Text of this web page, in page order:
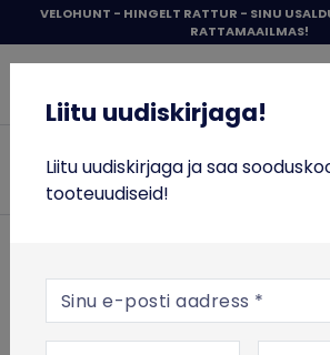
sisu
juurde
VELOHUNT - HINGELT RATTUR - SINU
RATTAMAAILMAS!
ESILEHT RATTASÕIT Rattariided
Kingakatted
Shimano Waterproof
RATTASÕIT
TOIT JA TREENING
Liitu uudiskirjaga!
Liitu uudiskirjaga!
Liitu uudiskirjaga ja saa
tooteuudiseid!
E-posti aadress